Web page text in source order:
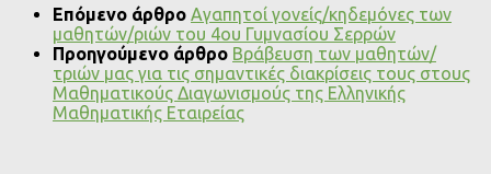
Επόμενο άρθρο Αγαπητοί γονείς/κηδεμόνες των
μαθητών/ριών του 4ου Γυμνασίου Σερρών
Προηγούμενο άρθρο Βράβευση των μαθητών/
τριών μας για τις σημαντικές διακρίσεις τους στους
Μαθηματικούς Διαγωνισμούς της Ελληνικής
Μαθηματικής Εταιρείας